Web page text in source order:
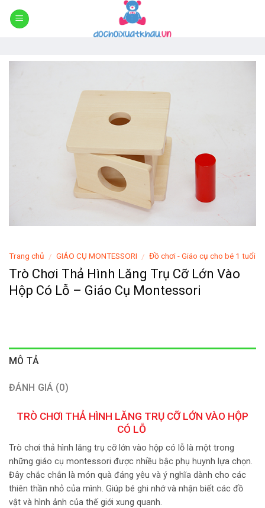
Skip
Trang chủ / GIÁO CỤ MONTESSORI / Đồ chơi - Giáo cụ cho bé 1 tuổi
Trò Chơi Thả Hình Lăng Trụ Cỡ Lớn Vào
Hộp Có Lỗ – Giáo Cụ Montessori
MÔ TẢ
ĐÁNH GIÁ (0)
TRÒ CHƠI THẢ HÌNH LĂNG TRỤ CỠ LỚN VÀO HỘP
CÓ LỖ
Trò chơi thả hình lăng trụ cỡ lớn vào hộp có lỗ là một trong
những giáo cụ montessori được nhiều bậc phụ huynh lựa chọn.
Đây chắc chắn là món quà đáng yêu và ý nghĩa dành cho các
thiên thần nhỏ của mình. Giúp bé ghi nhớ và nhận biết các đồ
vật và hình ảnh của thế giới xung quanh.